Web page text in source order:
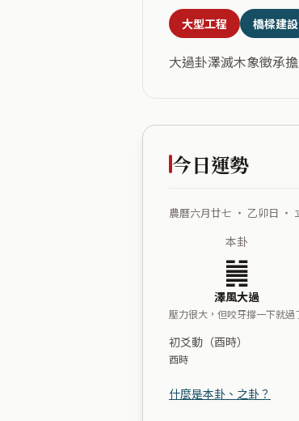
大型工程 橋樑建設
大過卦澤滅木象徵承
今日運勢
農曆六月廿七 ・ 乙卯日 ・
本卦
䷛
澤風大過
壓力很大，但咬牙撐一下就過
初爻動（酉時）
酉時
什麼是本卦、之卦？